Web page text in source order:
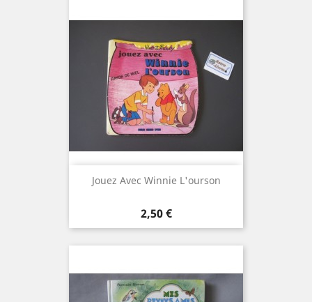
Jouez Avec Winnie L'ourson
Prix
2,50 €